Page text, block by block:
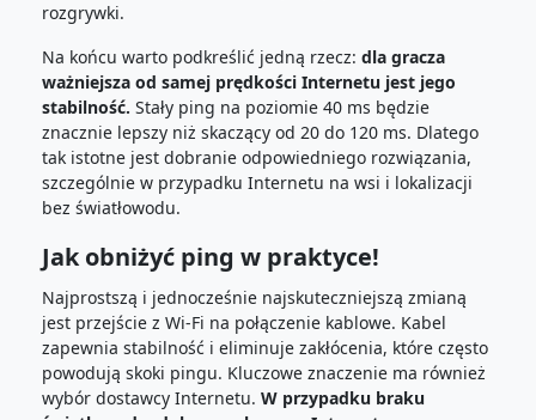
rozgrywki.
Na końcu warto podkreślić jedną rzecz: dla gracza
ważniejsza od samej prędkości Internetu jest jego
stabilność. Stały ping na poziomie 40 ms będzie
znacznie lepszy niż skaczący od 20 do 120 ms. Dlatego
tak istotne jest dobranie odpowiedniego rozwiązania,
szczególnie w przypadku Internetu na wsi i lokalizacji
bez światłowodu.
Jak obniżyć ping w praktyce!
Najprostszą i jednocześnie najskuteczniejszą zmianą
jest przejście z Wi-Fi na połączenie kablowe. Kabel
zapewnia stabilność i eliminuje zakłócenia, które często
powodują skoki pingu. Kluczowe znaczenie ma również
wybór dostawcy Internetu. W przypadku braku